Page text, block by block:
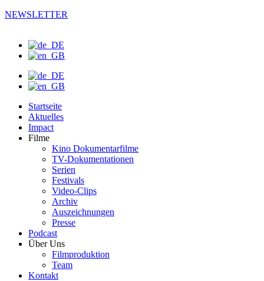
NEWSLETTER
Startseite
Aktuelles
Impact
Filme
Kino Dokumentarfilme
TV-Dokumentationen
Serien
Festivals
Video-Clips
Archiv
Auszeichnungen
Presse
Podcast
Über Uns
Filmproduktion
Team
Kontakt